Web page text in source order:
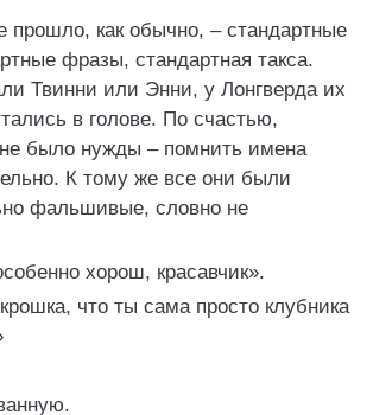
прошло, как обычно, – стандартные
фразы, стандартная такса.
Твинни или Энни, у Лонгверда их
в голове. По счастью,
было нужды – помнить имена
К тому же все они были
фальшивые, словно не
хорош, красавчик».
что ты сама просто клубника